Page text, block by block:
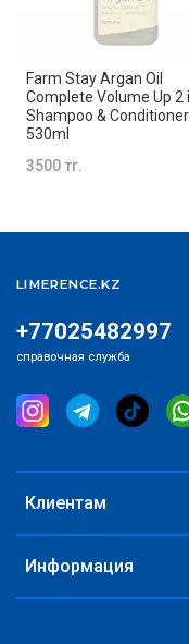
Farm Stay Argan Oil
Complete Volume Up 2
Shampoo & Conditioner
530ml
3500 тг.
Клиентам
Информация
+77025482997
справочная служба
LIMERENCE.KZ